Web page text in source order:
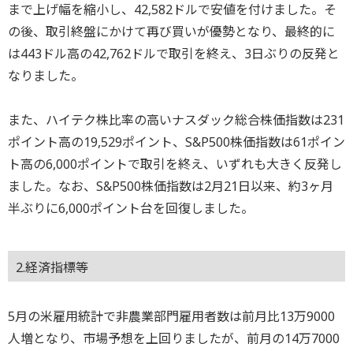
まで上げ幅を縮小し、42,582ドルで安値を付けました。そ
の後、取引終盤にかけて再び買いが優勢となり、最終的に
は443ドル高の42,762ドルで取引を終え、3日ぶりの反発と
なりました。
また、ハイテク株比率の高いナスダック総合株価指数は231
ポイント高の19,529ポイント、S&P500株価指数は61ポイン
ト高の6,000ポイントで取引を終え、いずれも大きく反発し
ました。なお、S&P500株価指数は2月21日以来、約3ヶ月
半ぶりに6,000ポイント台を回復しました。
2.経済指標等
5月の米雇用統計で非農業部門雇用者数は前月比13万9000
人増となり、市場予想を上回りましたが、前月の14万7000